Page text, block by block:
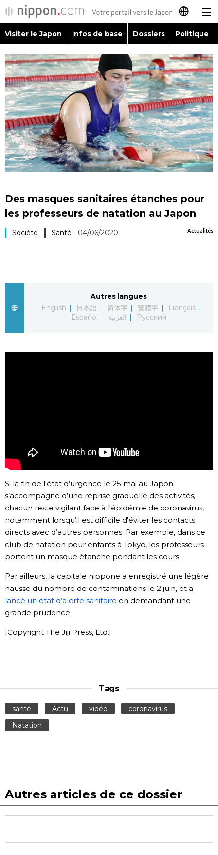
日本語
English
简体字
繁體字
Español
العربية
Visiter le Japon
Infos de base
Dossiers
Économie
Société
Chroniques
Images
Vidéos
Visiter le Japon Infos de base Dossiers Politique
Des masques sanitaires étanches pour
les professeurs de natation au Japon
Actualités
Société Santé 04/06/2020
Autres langues
English
日本語 简体字 繁體字
Français
Español
العربية Русский
Si la fin de l'état d’urgence le 25 mai au Japon
s’accompagne d’une reprise graduelle des activités,
chacun reste vigilant face à l'épidémie de coronavirus,
notamment lorsqu’il est difficile d'éviter les contacts
directs avec d’autres personnes. Par exemple, dans ce
club de natation pour enfants à Tokyo, les professeurs
portent un masque étanche pendant les cours.
Par ailleurs, la capitale nippone a enregistré une légère
hausse du nombre de contaminations le 2 juin, et a
lancé un état d’alerte sanitaire en demandant une
grande prudence.
[Copyright The Jiji Press, Ltd.]
Tags
santé Actu vidéo
coronavirus
Natation
Autres articles de ce dossier